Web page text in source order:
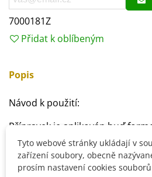
7000181Z
Přidat k oblíbeným
Popis
Návod k použití:
Přípravek je aplikován buď
aplikace na list
Přesný způsob použití a
výrobku
Tyto webové stránky ukládají v
zařízení soubory, obecně
prosím nastavení cookies